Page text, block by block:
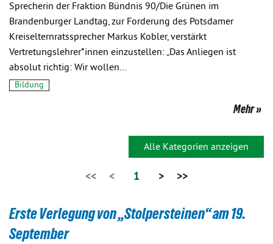
Sprecherin der Fraktion Bündnis 90/Die Grünen im
Brandenburger Landtag, zur Forderung des Potsdamer
Kreiselternratssprecher Markus Kobler, verstärkt
Vertretungslehrer*innen einzustellen: „Das Anliegen ist
absolut richtig: Wir wollen…
Bildung
Mehr
Alle Kategorien anzeigen
<< < 1 > >>
Erste Verlegung von „Stolpersteinen“ am 19.
September